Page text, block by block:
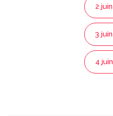
2 juin
3 juin
4 juin